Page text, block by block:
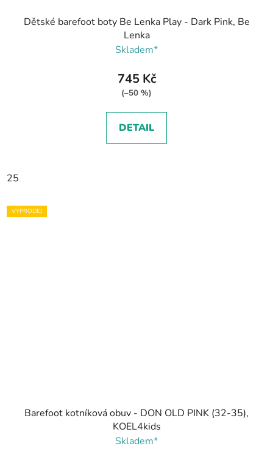
Dětské barefoot boty Be Lenka Play - Dark Pink, Be
Lenka
Skladem*
745 Kč
(–50 %)
DETAIL
25
VÝPRODEJ
Barefoot kotníková obuv - DON OLD PINK (32-35),
KOEL4kids
Skladem*